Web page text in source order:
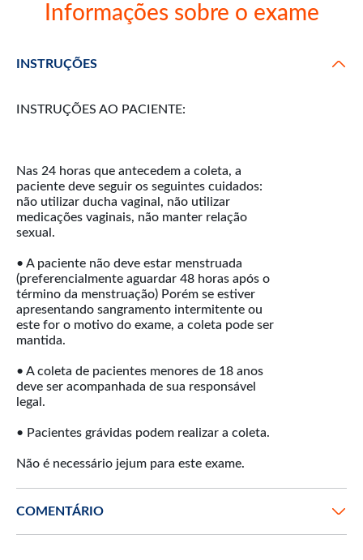
Informações sobre o exame
INSTRUÇÕES
INSTRUÇÕES AO PACIENTE:
Nas 24 horas que antecedem a coleta, a
paciente deve seguir os seguintes cuidados:
não utilizar ducha vaginal, não utilizar
medicações vaginais, não manter relação
sexual.
• A paciente não deve estar menstruada
(preferencialmente aguardar 48 horas após o
término da menstruação) Porém se estiver
apresentando sangramento intermitente ou
este for o motivo do exame, a coleta pode ser
mantida.
• A coleta de pacientes menores de 18 anos
deve ser acompanhada de sua responsável
legal.
• Pacientes grávidas podem realizar a coleta.
Não é necessário jejum para este exame.
COMENTÁRIO